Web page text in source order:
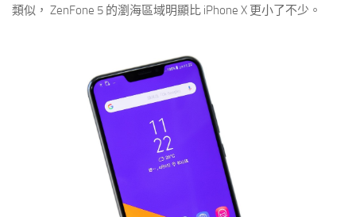
類似， ZenFone 5 的瀏海區域明顯比 iPhone X 更小了不少。